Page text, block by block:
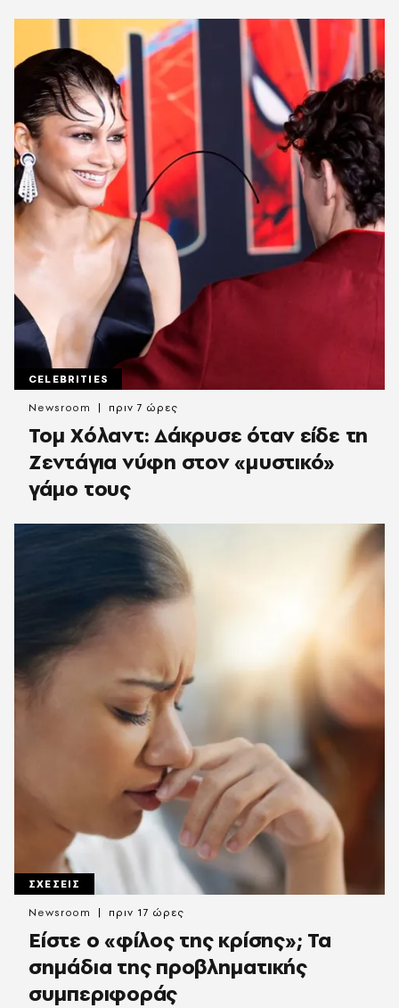
CELEBRITIES
Τομ Χόλαντ: Δάκρυσε όταν είδε τη
Ζεντάγια νύφη στον «μυστικό»
γάμο τους
Newsroom πριν 7 ώρες
ΣΧΕΣΕΙΣ
Είστε ο «φίλος της κρίσης»; Τα
σημάδια της προβληματικής
συμπεριφοράς
Newsroom πριν 17 ώρες